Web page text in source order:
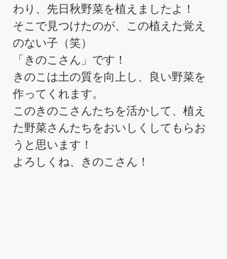
わり、先日秋野菜を植えましたよ！
そこで見つけたのが、この植えた覚え
のない子（笑）
「きのこさん」です！
きのこは土の質を向上し、良い野菜を
作ってくれます。
このきのこさんたちを活かして、植え
た野菜さんたちをおいしくしてもらお
うと思います！
よろしくね、きのこさん！